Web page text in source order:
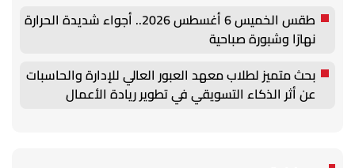
طقس الخميس 6 أغسطس 2026.. أجواء شديدة الحرارة
نهارًا وشبورة صباحية
بحث متميز لطلاب معهد العبور العالي للإدارة والحاسبات
عن أثر الذكاء التسويقي في تطوير ريادة الأعمال